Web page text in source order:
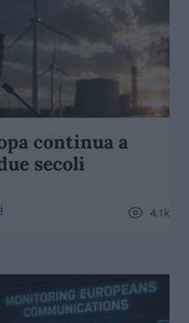
continua a
secoli
4.1k